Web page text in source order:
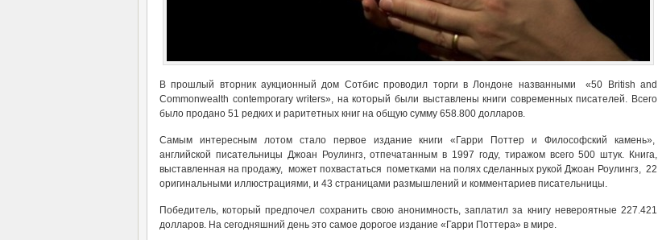
В прошлый вторник аукционный дом Сотбис проводил торги в Лондоне названными «50 British and
Commonwealth contemporary writers», на который были выставлены книги современных писателей. Всего
было продано 51 редких и раритетных книг на общую сумму 658.800 долларов.
Самым интересным лотом стало первое издание книги «Гарри Поттер и Философский камень»,
английской писательницы Джоан Роулингз, отпечатанным в 1997 году, тиражом всего 500 штук. Книга,
выставленная на продажу, может похвастаться пометками на полях сделанных рукой Джоан Роулингз, 22
оригинальными иллюстрациями, и 43 страницами размышлений и комментариев писательницы.
Победитель, который предпочел сохранить свою анонимность, заплатил за книгу невероятные 227.421
долларов. На сегодняшний день это самое дорогое издание «Гарри Поттера» в мире.